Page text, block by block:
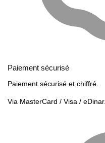
Paiement sécurisé
Paiement sécurisé et chiffré.
Via MasterCard / Visa / eDinar.